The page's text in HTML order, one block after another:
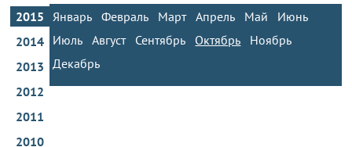
2015
Январь Февраль Март Апрель Май
Июнь
Июль
Август Сентябрь Октябрь
Ноябрь
Декабрь
2014
2013
2012
2011
2010